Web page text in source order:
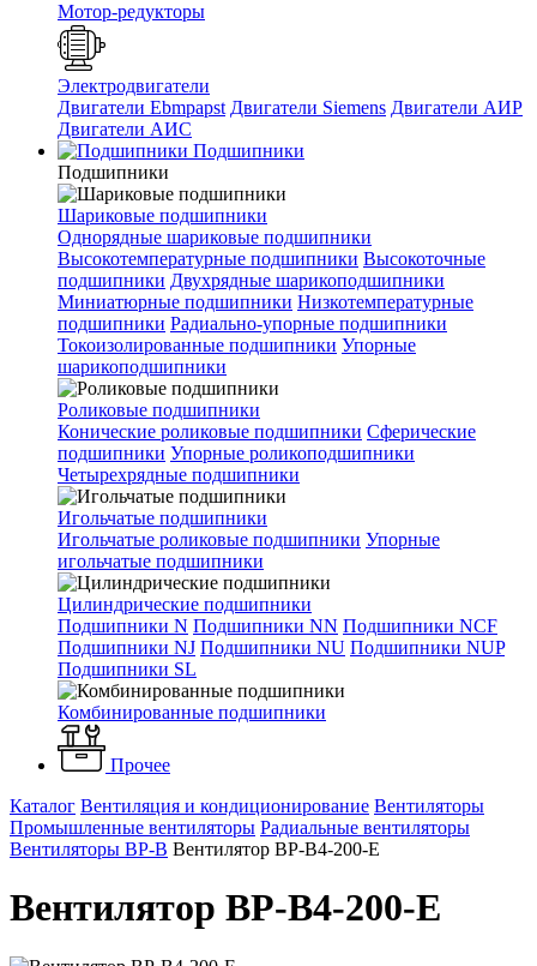
Мотор-редукторы
Электродвигатели
Двигатели Ebmpapst Двигатели Siemens Двигатели АИР
Двигатели АИС
Подшипники
Подшипники
Шариковые подшипники
Однорядные шариковые подшипники
Высокотемпературные подшипники Высокоточные
подшипники Двухрядные шарикоподшипники
Миниатюрные подшипники Низкотемпературные
подшипники Радиально-упорные подшипники
Токоизолированные подшипники Упорные
шарикоподшипники
Роликовые подшипники
Конические роликовые подшипники Сферические
подшипники Упорные роликоподшипники
Четырехрядные подшипники
Игольчатые подшипники
Игольчатые роликовые подшипники Упорные
игольчатые подшипники
Цилиндрические подшипники
Подшипники N Подшипники NN Подшипники NCF
Подшипники NJ Подшипники NU Подшипники NUP
Подшипники SL
Комбинированные подшипники
Прочее
Каталог Вентиляция и кондиционирование Вентиляторы
Промышленные вентиляторы Радиальные вентиляторы
Вентиляторы ВР-В Вентилятор ВР-В4-200-Е
Вентилятор ВР-В4-200-Е